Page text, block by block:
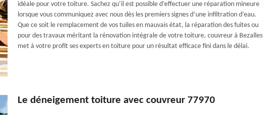
idéale pour votre toiture. Sachez qu’il est possible d’effectuer une réparation mineure
lorsque vous communiquez avec nous dès les premiers signes d’une infiltration d’eau.
Que ce soit le remplacement de vos tuiles en mauvais état, la réparation des fuites ou
pour des travaux méritant la rénovation intégrale de votre toiture, couvreur à Bezalles
met à votre profit ses experts en toiture pour un résultat efficace fini dans le délai.
Le déneigement toiture avec couvreur 77970